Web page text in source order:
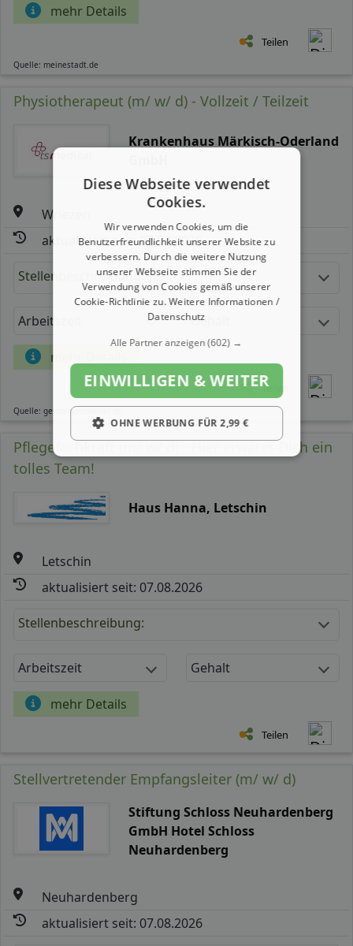
mehr Details
Teilen
Quelle: meinestadt.de
Physiotherapeut (m/ w/ d) - Vollzeit / Teilzeit
Krankenhaus Märkisch-Oderland
Wriezen
aktualisiert seit: 07.08.2026
Stellenbeschreibung:
Arbeitszeit Gehalt
mehr Details
Teilen
Quelle: germanpersonnel.de
Pflegefachkraft (m/ w/ d) - Hier erwatet Dich ein
tolles Team!
Haus Hanna, Letschin
Letschin
aktualisiert seit: 07.08.2026
Stellenbeschreibung:
Arbeitszeit Gehalt
mehr Details
Teilen
Stellvertretender Empfangsleiter (m/ w/ d)
Stiftung Schloss Neuhardenberg
GmbH Hotel Schloss
Neuhardenberg
Neuhardenberg
aktualisiert seit: 07.08.2026
Diese Webseite verwendet
Cookies.
Wir verwenden Cookies, um die
Benutzerfreundlichkeit unserer Website zu
verbessern. Durch die weitere Nutzung
unserer Webseite stimmen Sie der
Verwendung von Cookies gemäß unserer
Cookie-Richtlinie zu.Weitere Informationen /
Datenschutz
Alle Partner anzeigen(602) →
EINWILLIGEN & WEITER
OHNE WERBUNG FÜR 2,99 €